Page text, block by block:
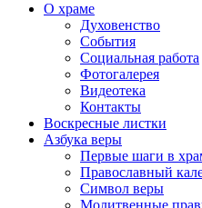
О храме
Духовенство
События
Социальная работа
Фотогалерея
Видеотека
Контакты
Воскресные листки
Азбука веры
Первые шаги в
Православный
Символ веры
Молитвенные